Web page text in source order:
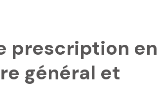
prescription en
général et